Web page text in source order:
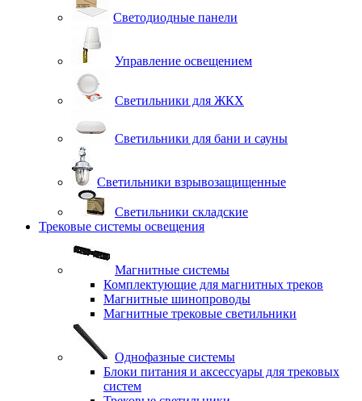
Светодиодные панели
Управление освещением
Светильники для ЖКХ
Светильники для бани и сауны
Светильники взрывозащищенные
Светильники складские
Трековые системы освещения
Магнитные системы
Комплектующие для магнитных треков
Магнитные шинопроводы
Магнитные трековые светильники
Однофазные системы
Блоки питания и аксессуары для трековых
систем